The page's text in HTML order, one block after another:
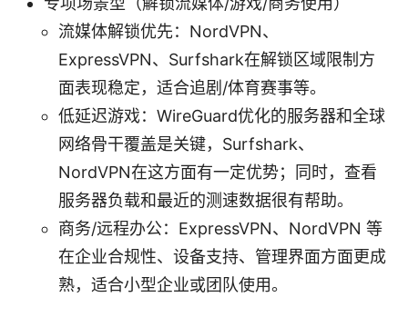
流媒体解锁优先：NordVPN、
ExpressVPN、Surfshark在解锁区域限制方
面表现稳定，适合追剧/体育赛事等。
低延迟游戏：WireGuard优化的服务器和全球
网络骨干覆盖是关键，Surfshark、
NordVPN在这方面有一定优势；同时，查看
服务器负载和最近的测速数据很有帮助。
商务/远程办公：ExpressVPN、NordVPN 等
在企业合规性、设备支持、管理界面方面更成
熟，适合小型企业或团队使用。